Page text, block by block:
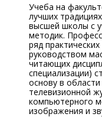
Учеба на
лучших
высшей школы с
методик.
ряд
руководством
читающих
специализации)
основу в
телевизионной
компьютерного
изображения и